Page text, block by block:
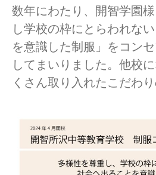
数年にわたり、開智学園
し学校の枠にとらわれな
を意識した制服」をコン
してまいりました。他校
くさん取り入れたこだわり